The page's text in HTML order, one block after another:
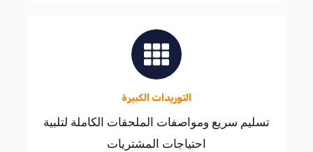
التوريدات الكبيرة
تسليم سريع ومواصفات الملحقات الكاملة لتلبية
احتياجات المشتريات